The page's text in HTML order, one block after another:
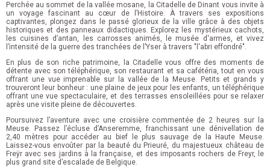
Perchée au sommet de la vallée mosane, la Citadelle de Dinant vous invite à
un voyage fascinant au cœur de l’Histoire. À travers ses expositions
captivantes, plongez dans le passé glorieux de la ville grâce à des objets
historiques et des panneaux didactiques. Explorez les mystérieux cachots,
les cuisines d’antan, les carrosses animés, le musée d'armes, et vivez
l’intensité de la guerre des tranchées de l’Yser à travers "l'abri effondré".
En plus de son riche patrimoine, la Citadelle vous offre des moments de
détente avec son téléphérique, son restaurant et sa cafétéria, tout en vous
offrant une vue imprenable sur la vallée de la Meuse. Petits et grands y
trouveront leur bonheur : une plaine de jeux pour les enfants, un téléphérique
offrant une vue spectaculaire, et des terrasses ensoleillées pour se relaxer
après une visite pleine de découvertes.
Poursuivez l’aventure avec une croisière commentée de 2 heures sur la
Meuse. Passez l’écluse d’Anseremme, franchissant une dénivellation de
2,40 mètres pour accéder au bief le plus sauvage de la Haute Meuse.
Laissez-vous envoûter par la beauté du Prieuré, du majestueux château de
Freÿr avec ses jardins à la française, et des imposants rochers de Freyr, le
plus grand site d’escalade de Belgique.